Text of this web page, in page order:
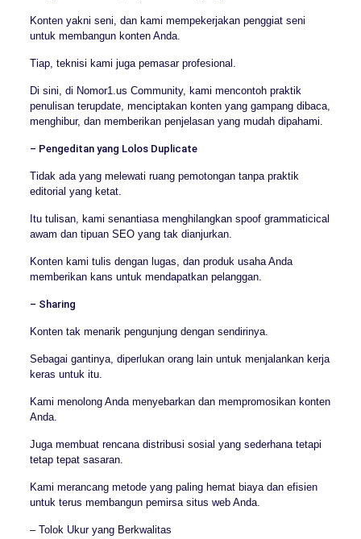
Konten yakni seni, dan kami mempekerjakan penggiat seni
untuk membangun konten Anda.
Tiap, teknisi kami juga pemasar profesional.
Di sini, di Nomor1.us Community, kami mencontoh praktik
penulisan terupdate, menciptakan konten yang gampang dibaca,
menghibur, dan memberikan penjelasan yang mudah dipahami.
– Pengeditan yang Lolos Duplicate
Tidak ada yang melewati ruang pemotongan tanpa praktik
editorial yang ketat.
Itu tulisan, kami senantiasa menghilangkan spoof grammaticical
awam dan tipuan SEO yang tak dianjurkan.
Konten kami tulis dengan lugas, dan produk usaha Anda
memberikan kans untuk mendapatkan pelanggan.
– Sharing
Konten tak menarik pengunjung dengan sendirinya.
Sebagai gantinya, diperlukan orang lain untuk menjalankan kerja
keras untuk itu.
Kami menolong Anda menyebarkan dan mempromosikan konten
Anda.
Juga membuat rencana distribusi sosial yang sederhana tetapi
tetap tepat sasaran.
Kami merancang metode yang paling hemat biaya dan efisien
untuk terus membangun pemirsa situs web Anda.
– Tolok Ukur yang Berkwalitas